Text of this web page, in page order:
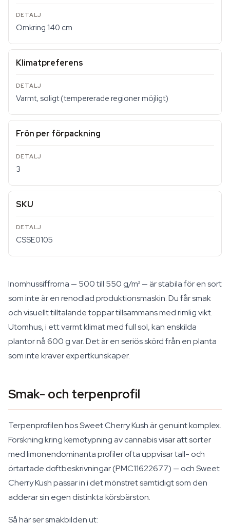
Omkring 140 cm
Klimatpreferens
Varmt, soligt (tempererade regioner möjligt)
Frön per förpackning
3
SKU
CSSE0105
Inomhussiffrorna — 500 till 550 g/m² — är stabila för en sort
som inte är en renodlad produktionsmaskin. Du får smak
och visuellt tilltalande toppar tillsammans med rimlig vikt.
Utomhus, i ett varmt klimat med full sol, kan enskilda
plantor nå 600 g var. Det är en seriös skörd från en planta
som inte kräver expertkunskaper.
Smak- och terpenprofil
Terpenprofilen hos Sweet Cherry Kush är genuint komplex.
Forskning kring kemotypning av cannabis visar att sorter
med limonendominanta profiler ofta uppvisar tall- och
örtartade doftbeskrivningar (PMC11622677) — och Sweet
Cherry Kush passar in i det mönstret samtidigt som den
adderar sin egen distinkta körsbärston.
Så här ser smakbilden ut: